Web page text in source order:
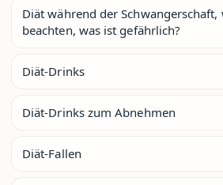
Diät während der Schwangerschaft,
beachten, was ist gefährlich?
Diät-Drinks
Diät-Drinks zum Abnehmen
Diät-Fallen